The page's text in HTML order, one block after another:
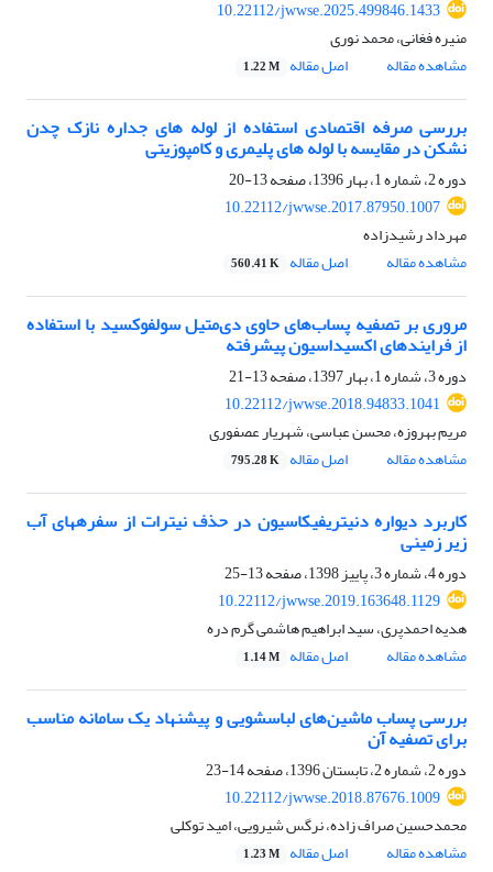
10.22112/jwwse.2025.499846.1433
منیره فغانی، محمد نوری
مشاهده مقاله
اصل مقاله 1.22 M
بررسی صرفه اقتصادی استفاده از لوله های جداره نازک چدن
نشکن در مقایسه با لوله های پلیمری و کامپوزیتی
دوره 2، شماره 1، بهار 1396، صفحه
13-20
10.22112/jwwse.2017.87950.1007
مهرداد رشیدزاده
مشاهده مقاله
اصل مقاله 560.41 K
مروری بر تصفیه پساب‌های حاوی دی‌متیل ‌سولفوکسید با استفاده
از فرایند‌های اکسیداسیون پیشرفته
دوره 3، شماره 1، بهار 1397، صفحه
13-21
10.22112/jwwse.2018.94833.1041
مریم بهروزه، محسن عباسی، شهریار عصفوری
مشاهده مقاله
اصل مقاله 795.28 K
کاربرد دیواره دنیتریفیکاسیون در حذف نیترات از سفره‎های آب
زیر زمینی
دوره 4، شماره 3، پاییز 1398، صفحه
13-25
10.22112/jwwse.2019.163648.1129
هدیه احمدپری، سید ابراهیم هاشمی گرم دره
مشاهده مقاله
اصل مقاله 1.14 M
بررسی پساب ماشین‌های لباسشویی و پیشنهاد یک سامانه مناسب
برای تصفیه آن
دوره 2، شماره 2، تابستان 1396، صفحه
14-23
10.22112/jwwse.2018.87676.1009
محمدحسین صراف زاده، نرگس شیرویی، امید توکلی
مشاهده مقاله
اصل مقاله 1.23 M